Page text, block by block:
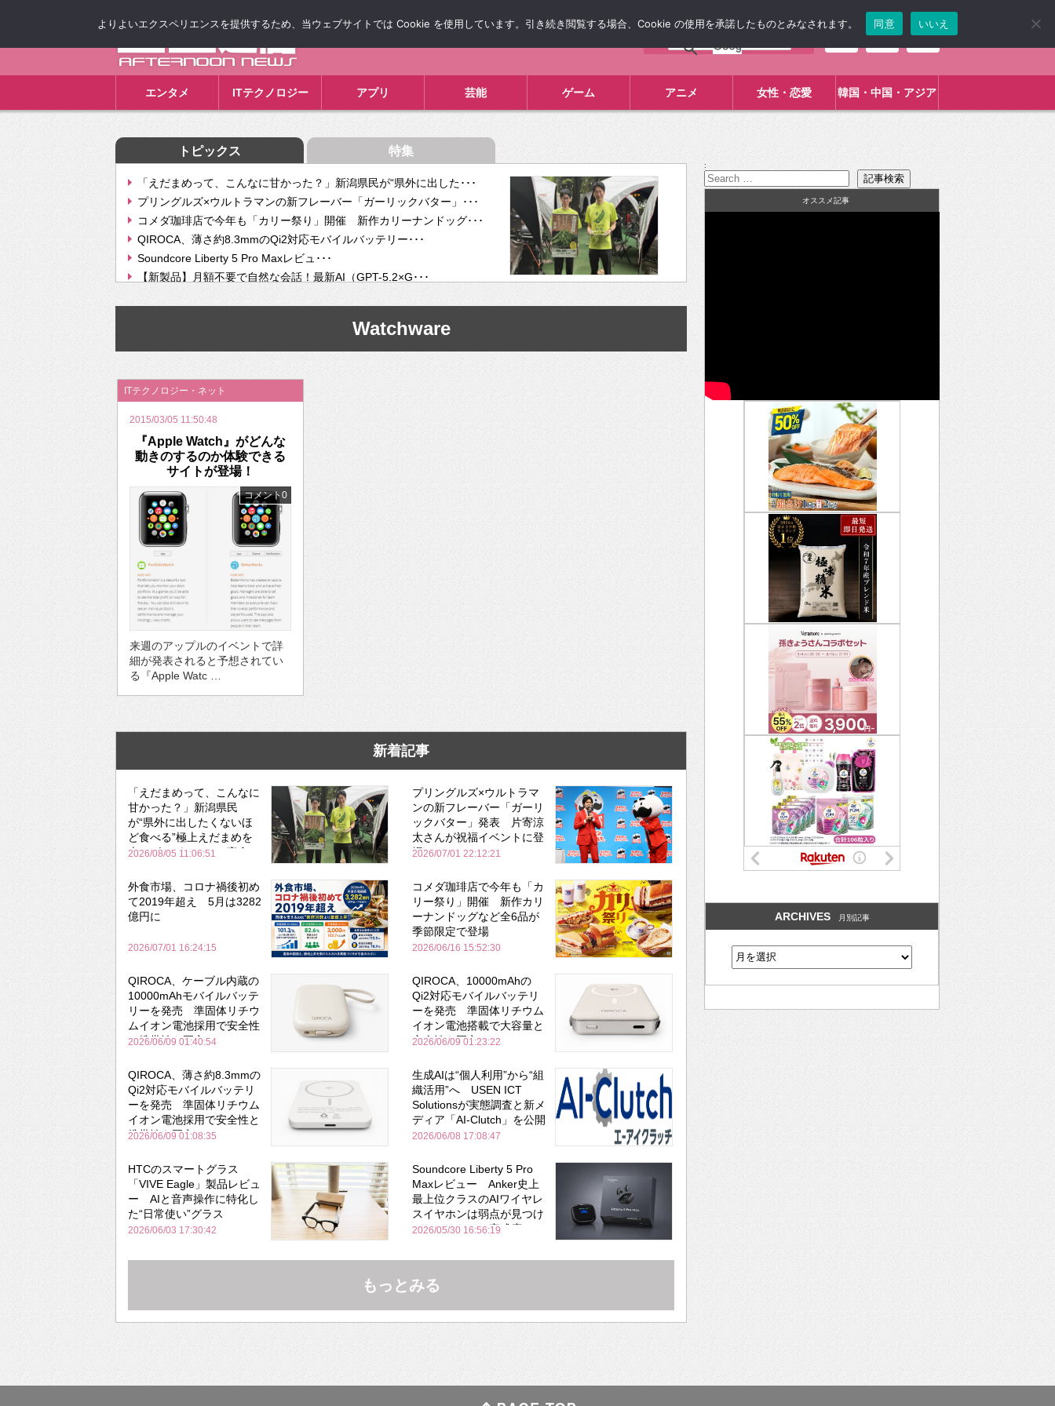
エンタメ ITテクノロジー アプリ 芸能 ゲーム アニメ 女性・恋愛 韓国・中国・アジア
トピックス 特集
「えだまめって、こんなに甘かった？」新潟県民が“県外に出した･･･
プリングルズ×ウルトラマンの新フレーバー「ガーリックバター」･･･
コメダ珈琲店で今年も「カリー祭り」開催 新作カリーナンドッグ･･･
QIROCA、薄さ約8.3mmのQi2対応モバイルバッテリー･･･
Soundcore Liberty 5 Pro Maxレビュ･･･
【新製品】月額不要で自然な会話！最新AI（GPT-5.2×G･･･
【次世代の没入感と生産性】VITURE Luma Ultra･･･
挫折率8割の壁をAIで突破。ジャストシステム、”自分が今話し･･･
2026年のバレンタインは「自分で作って、想いを渡す」 TE･･･
Watchware
ITテクノロジー・ネット
2015/03/05 11:50:48
『Apple Watch』がどんな
動きのするのか体験できる
サイトが登場！
コメント0
来週のアップルのイベントで詳
細が発表されると予想されてい
る『Apple Watc …
新着記事
「えだまめって、こんなに
甘かった？」新潟県民
が“県外に出したくないほ
ど食べる”極上えだまめを
森のビアガーデンで実食
2026/08/05 11:06:51
プリングルズ×ウルトラマ
ンの新フレーバー「ガーリ
ックバター」発表 片寄涼
太さんが祝福イベントに登
場
2026/07/01 22:12:21
外食市場、コロナ禍後初め
て2019年超え 5月は3282
億円に
2026/07/01 16:24:15
コメダ珈琲店で今年も「カ
リー祭り」開催 新作カリ
ーナンドッグなど全6品が
季節限定で登場
2026/06/16 15:52:30
QIROCA、ケーブル内蔵の
10000mAhモバイルバッテ
リーを発売 準固体リチウ
ムイオン電池採用で安全性
と携帯性を両立
2026/06/09 01:40:54
QIROCA、10000mAhの
Qi2対応モバイルバッテリ
ーを発売 準固体リチウム
イオン電池搭載で大容量と
安全性を両立
2026/06/09 01:23:22
QIROCA、薄さ約8.3mmの
Qi2対応モバイルバッテリ
ーを発売 準固体リチウム
イオン電池採用で安全性と
携帯性を両立
2026/06/09 01:08:35
生成AIは“個人利用”から“組
織活用”へ USEN ICT
Solutionsが実態調査と新メ
ディア「AI-Clutch」を公開
2026/06/08 17:08:47
HTCのスマートグラス
「VIVE Eagle」製品レビュ
ー AIと音声操作に特化し
た“日常使い”グラス
2026/06/03 17:30:42
Soundcore Liberty 5 Pro
Maxレビュー Anker史上
最上位クラスのAIワイヤレ
スイヤホンは弱点が見つけ
づらいくらいの完成度にび
Bose並み
2026/05/30 16:56:19
もっとみる
:
オススメ記事
ARCHIVES 月別記事
よりよいエクスペリエンスを提供するため、当ウェブサイトでは Cookie を使用しています。引き続き閲覧する場合、Cookie の使用を承諾したものとみなされます。 同意 いいえ